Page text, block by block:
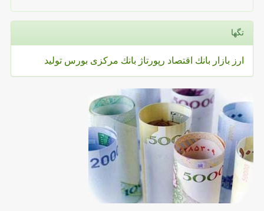
تگها
ارز بازار بانك اقتصاد رپورتاژ بانك مركزی بورس تولید